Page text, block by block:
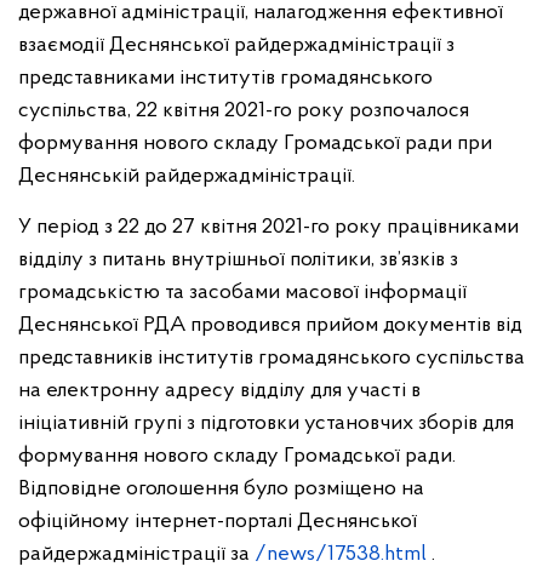
державної адміністрації, налагодження ефективної
взаємодії Деснянської райдержадміністрації з
представниками інститутів громадянського
суспільства, 22 квітня 2021-го року розпочалося
формування нового складу Громадської ради при
Деснянській райдержадміністрації.
У період з 22 до 27 квітня 2021-го року працівниками
відділу з питань внутрішньої політики, зв’язків з
громадськістю та засобами масової інформації
Деснянської РДА проводився прийом документів від
представників інститутів громадянського суспільства
на електронну адресу відділу для участі в
ініціативній групі з підготовки установчих зборів для
формування нового складу Громадської ради.
Відповідне оголошення було розміщено на
офіційному інтернет-порталі Деснянської
райдержадміністрації за /news/17538.html .